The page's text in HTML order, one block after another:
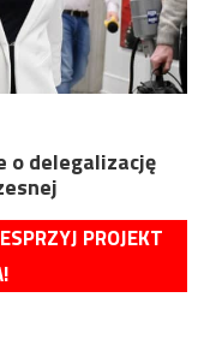
o delegalizację
PROJEKT